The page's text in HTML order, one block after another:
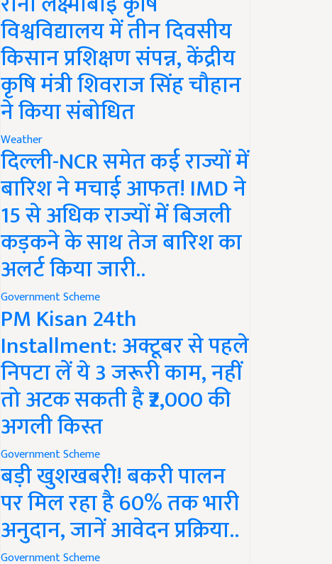
विश्वविद्यालय में तीन दिवसीय
किसान प्रशिक्षण संपन्न, केंद्रीय
कृषि मंत्री शिवराज सिंह चौहान
ने किया संबोधित
Weather
दिल्ली-NCR समेत कई राज्यों में
बारिश ने मचाई आफत! IMD ने
15 से अधिक राज्यों में बिजली
कड़कने के साथ तेज बारिश का
अलर्ट किया जारी..
Government Scheme
PM Kisan 24th
Installment: अक्टूबर से पहले
निपटा लें ये 3 जरूरी काम, नहीं
तो अटक सकती है ₹2,000 की
अगली किस्त
Government Scheme
बड़ी खुशखबरी! बकरी पालन
पर मिल रहा है 60% तक भारी
अनुदान, जानें आवेदन प्रक्रिया..
Government Scheme